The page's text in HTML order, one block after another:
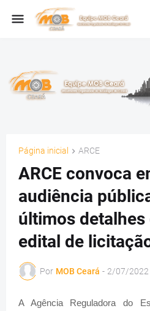
Página inicial ARCE
ARCE convoca
audiência
últimos detalhes
edital de
Por MOB Ceará - 2/07/2022
A Agência Reguladora do